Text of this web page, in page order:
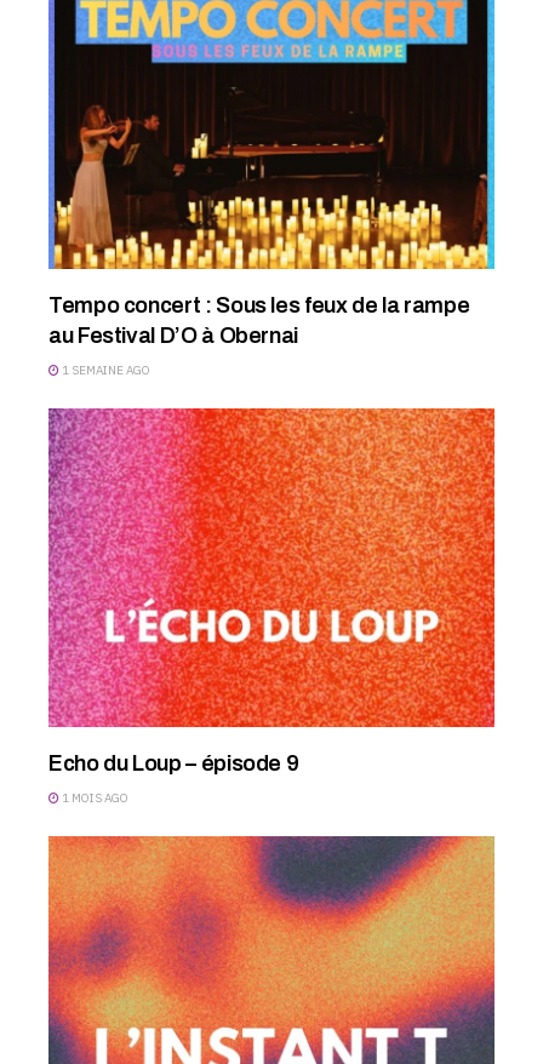
Tempo concert : Sous les feux de la rampe
au Festival D’O à Obernai
1 SEMAINE AGO
Echo du Loup – épisode 9
1 MOIS AGO